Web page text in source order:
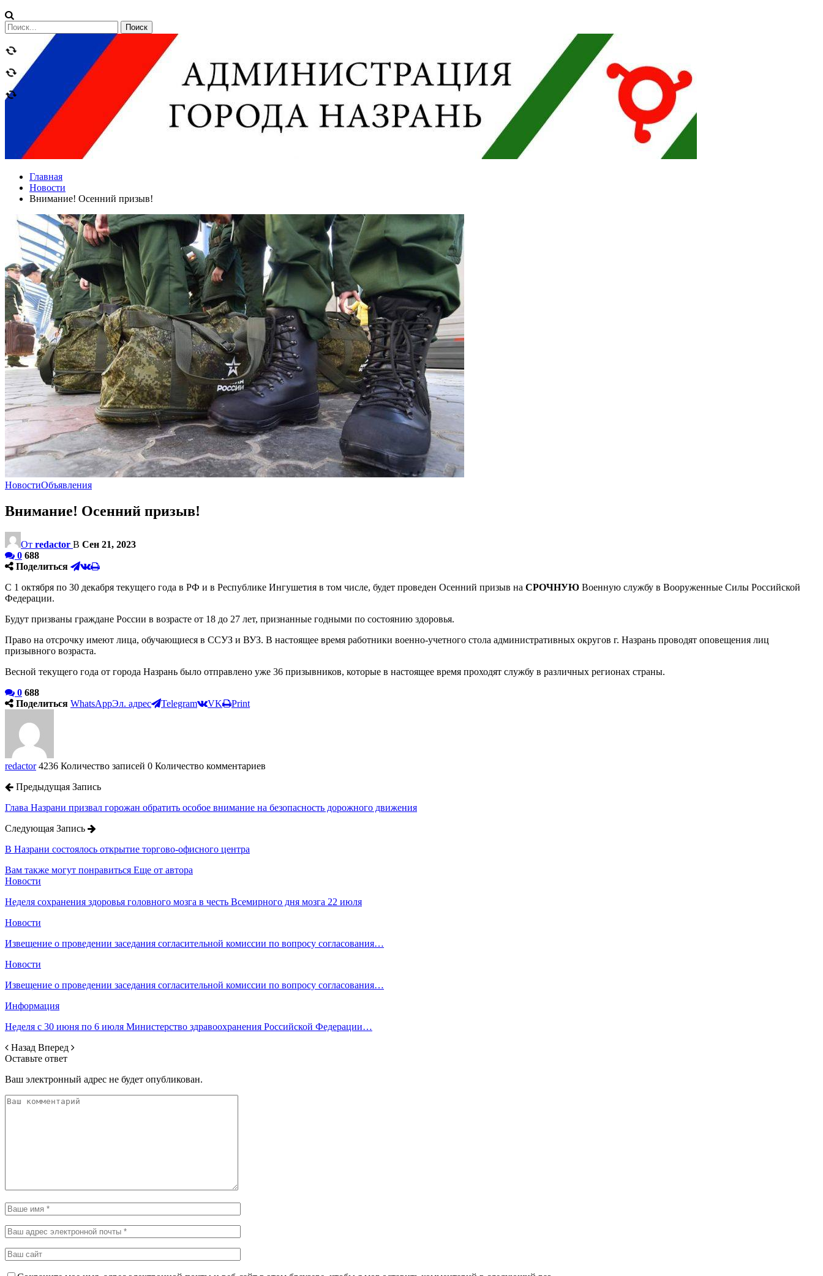
Сообщений
категории
Теги
Главная
Новости
Внимание! Осенний призыв!
НовостиОбъявления
Внимание! Осенний призыв!
От redactor В Сен 21, 2023
0 688
Поделиться
С 1 октября по 30 декабря текущего года в РФ и в Республике Ингушетия в том числе, будет проведен Осенний призыв на СРОЧНУЮ Военную службу в Вооруженные Силы Российской
Федерации.
Будут призваны граждане России в возрасте от 18 до 27 лет, признанные годными по состоянию здоровья.
Право на отсрочку имеют лица, обучающиеся в ССУЗ и ВУЗ. В настоящее время работники военно-учетного стола административных округов г. Назрань проводят оповещения лиц
призывного возраста.
Весной текущего года от города Назрань было отправлено уже 36 призывников, которые в настоящее время проходят службу в различных регионах страны.
0 688
Поделиться WhatsAppЭл. адрес Telegram VK Print
redactor 4236 Количество записей 0 Количество комментариев
Предыдущая Запись
Глава Назрани призвал горожан обратить особое внимание на безопасность дорожного движения
Следующая Запись
В Назрани состоялось открытие торгово-офисного центра
Вам также могут понравиться Еще от автора
Новости
Неделя сохранения здоровья головного мозга в честь Всемирного дня мозга 22 июля
Новости
Извещение о проведении заседания согласительной комиссии по вопросу согласования…
Новости
Извещение о проведении заседания согласительной комиссии по вопросу согласования…
Информация
Неделя с 30 июня по 6 июля Министерство здравоохранения Российской Федерации…
Назад Вперед
Оставьте ответ
Ваш электронный адрес не будет опубликован.